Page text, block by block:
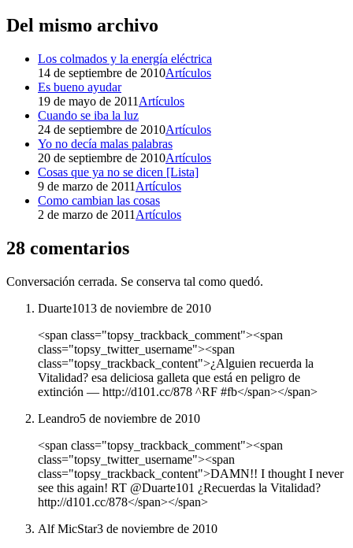
Del mismo archivo
Los colmados y la energía eléctrica
14 de septiembre de 2010Artículos
Es bueno ayudar
19 de mayo de 2011 Artículos
Cuando se iba la luz
24 de septiembre de 2010Artículos
Yo no decía malas palabras
20 de septiembre de 2010Artículos
Cosas que ya no se dicen [Lista]
9 de marzo de 2011 Artículos
Como cambian las cosas
2 de marzo de 2011 Artículos
28 comentarios
Conversación cerrada. Se conserva tal como quedó.
Duarte1013 de noviembre de 2010
<span class="topsy_trackback_comment"><span
class="topsy_twitter_username"><span
class="topsy_trackback_content">¿Alguien recuerda la
Vitalidad? esa deliciosa galleta que está en peligro de
extinción ― http://d101.cc/878 ^RF #fb</span></span>
Leandro5 de noviembre de 2010
<span class="topsy_trackback_comment"><span
class="topsy_twitter_username"><span
class="topsy_trackback_content">DAMN!! I thought I never
see this again! RT @Duarte101 ¿Recuerdas la Vitalidad?
http://d101.cc/878</span></span>
Alf MicStar3 de noviembre de 2010